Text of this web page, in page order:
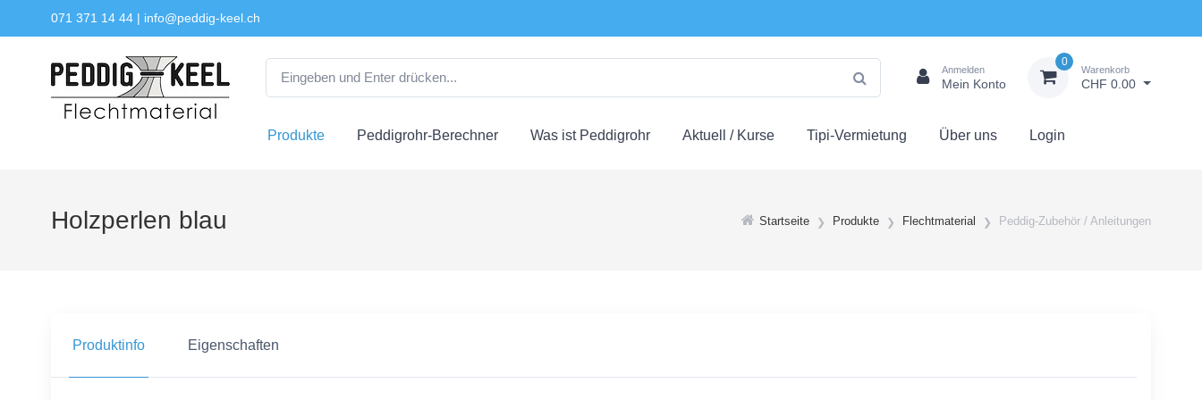
071 371 14 44 | info@peddig-keel.ch
Anmelden
Mein Konto
0
Warenkorb
CHF 0.00
Produkte Peddigrohr-Berechner Was ist Peddigrohr Aktuell / Kurse Tipi-Vermietung Über uns Login
Startseite Produkte Flechtmaterial Peddig-Zubehör / Anleitungen
Holzperlen blau
Produktinfo Eigenschaften